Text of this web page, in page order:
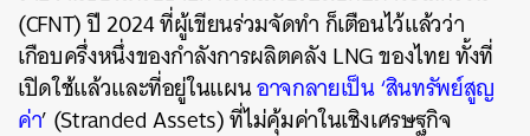
(CFNT) ปี 2024 ที่ผู้เขียนร่วมจัดทำ ก็เตือนไว้แล้วว่า
เกือบครึ่งหนึ่งของกำลังการผลิตคลัง LNG ของไทย ทั้งที่
เปิดใช้แล้วและที่อยู่ในแผนอาจกลายเป็น ‘สินทรัพย์สูญ
ค่า’ (Stranded Assets) ที่ไม่คุ้มค่าในเชิงเศรษฐกิจ